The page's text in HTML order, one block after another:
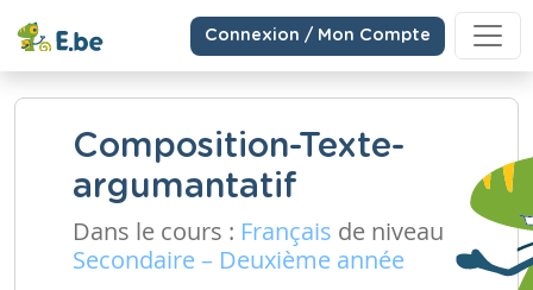
Connexion / Mon Compte
Composition-Texte-
argumantatif
Dans le cours : Français de niveau
Secondaire – Deuxième année